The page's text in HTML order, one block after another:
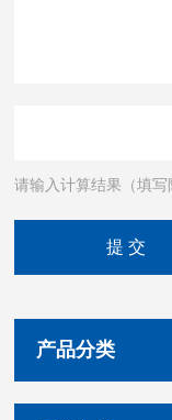
请输入计算结果（填
产品分类